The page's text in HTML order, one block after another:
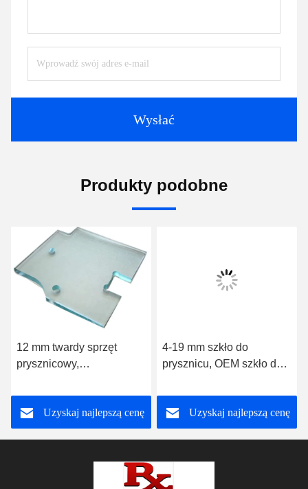
Wysłać
Produkty podobne
12 mm twardy sprzęt
prysznicowy,
szklanym szczeliną
Uzyskaj najlepszą cenę
4-19 mm szkło do
prysznicu, OEM szkło do
Uzyskaj najlepszą cenę